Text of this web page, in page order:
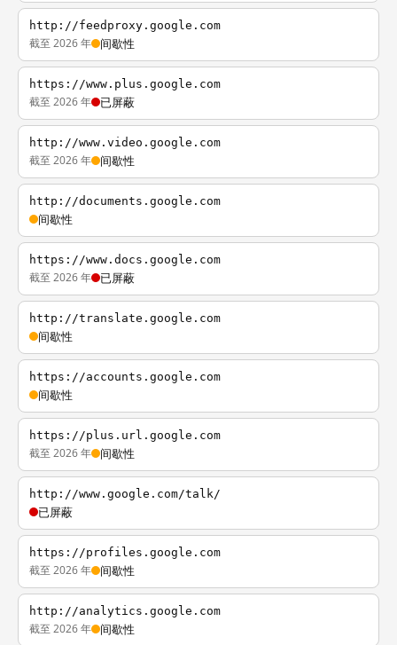
http://feedproxy.google.com
截至 2026 年 间歇性
https://www.plus.google.com
截至 2026 年 已屏蔽
http://www.video.google.com
截至 2026 年 间歇性
http://documents.google.com
间歇性
https://www.docs.google.com
截至 2026 年 已屏蔽
http://translate.google.com
间歇性
https://accounts.google.com
间歇性
https://plus.url.google.com
截至 2026 年 间歇性
http://www.google.com/talk/
已屏蔽
https://profiles.google.com
截至 2026 年 间歇性
http://analytics.google.com
截至 2026 年 间歇性